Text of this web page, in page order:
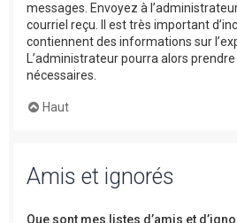
messages. Envoyez à
courriel reçu. Il est très important
contiennent des informations sur
L’administrateur pourra alors
nécessaires.
Haut
Amis et ignorés
Que sont mes listes d’amis et